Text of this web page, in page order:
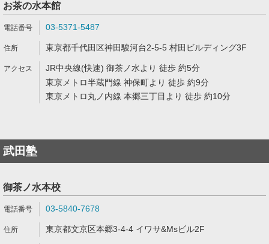
お茶の水本館
03-5371-5487
東京都千代田区神田駿河台2-5-5 村田ビルディング3F
JR中央線(快速) 御茶ノ水より 徒歩 約5分
東京メトロ半蔵門線 神保町より 徒歩 約9分
東京メトロ丸ノ内線 本郷三丁目より 徒歩 約10分
武田塾
御茶ノ水本校
03-5840-7678
東京都文京区本郷3-4-4 イワサ&Msビル2F